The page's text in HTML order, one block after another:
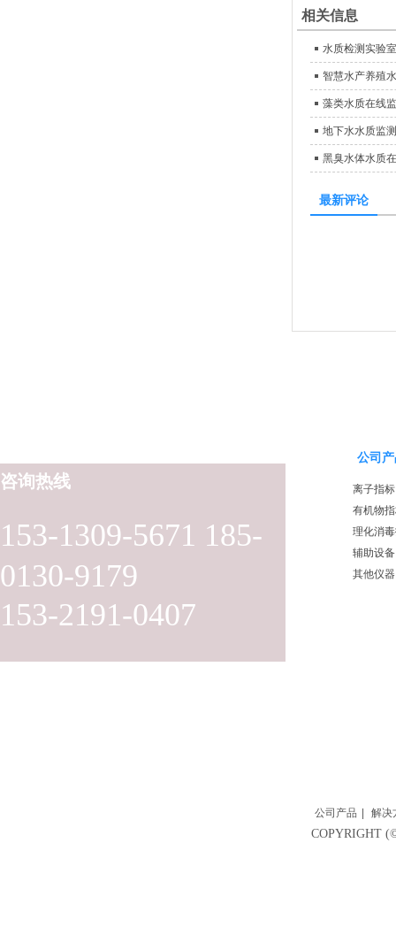
相关信息
水质检测实验
智慧水产养殖
藻类水质在线
地下水水质监
黑臭水体水质
最新评论
153-1309-5671 185-
0130-9179
153-2191-0407
咨询热线
公司
离子指标
有机物
理化消
辅助设备
其他仪器
公司产品 解决
COPYRIGHT